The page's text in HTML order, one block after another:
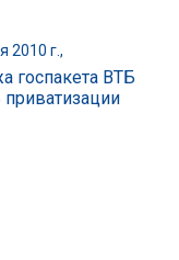
2010 г.,
госпакета ВТБ